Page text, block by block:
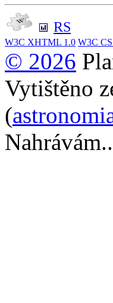
RS
W3C XHTML 1.0 W3C
© 2026
Vytištěno
(